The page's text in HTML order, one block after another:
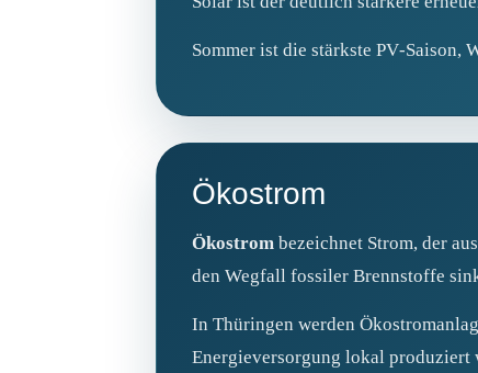
Sommer ist die stärkste PV‑Saison,
Ökostrom
Ökostrom bezeichnet Strom, der
den Wegfall fossiler Brennstoffe
In Thüringen werden
Energieversorgung lokal produziert